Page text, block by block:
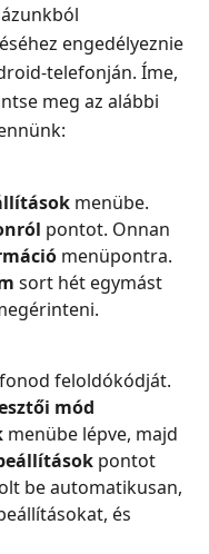
engedélyeznie
telefonján. Íme,
meg az alábbi
menübe.
pontot. Onnan
menüpontra.
sort hét egymást
feloldókódját.
mód
menübe lépve, majd
pontot
be automatikusan,
és